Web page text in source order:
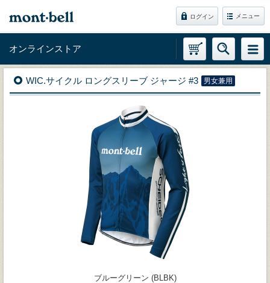
ログイン メニュー
オンラインストア
WIC.サイクル ロングスリーブ ジャージ #3 男女兼用
ブルーグリーン (BLBK)